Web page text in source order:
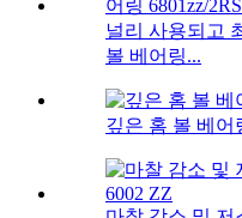
널리 사용되고
볼 베어링...
깊은 홈 볼 베어